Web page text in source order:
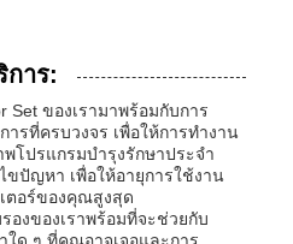
าร:
ของเรามาพร้อมกับการ
รที่ครบวงจร เพื่อให้การทํางาน
โปรแกรมบํารุงรักษาประจํา
ขปัญหา เพื่อให้อายุการใช้งาน
เตอร์ของคุณสูงสุด
องของเราพร้อมที่จะช่วยกับ
ด ๆ ที่คุณอาจเจอและการ